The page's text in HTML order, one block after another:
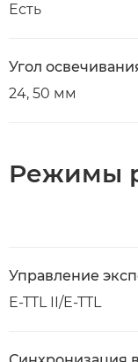
Есть
Угол
24, 50 мм
Режимы
Управление
E-TTL II/E-TTL